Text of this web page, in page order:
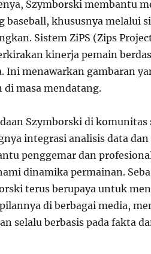
Szymborski membantu
baseball, khususnya melalui
Sistem ZiPS (Zips
kinerja pemain
Ini menawarkan gambaran
di masa mendatang.
Szymborski di
integrasi analisis data
penggemar dan
dinamika permainan.
terus berupaya untuk
di berbagai media,
selalu berbasis pada fakta